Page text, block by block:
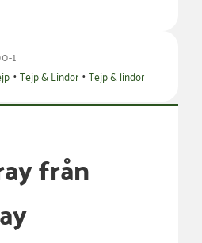
1
•Tejp & Lindor •Tejp & lindor
från